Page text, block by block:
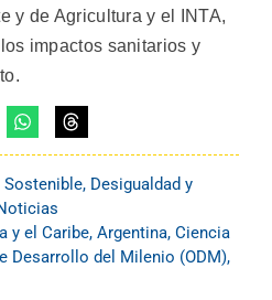
y de Agricultura y el INTA,
impactos sanitarios y
, Desigualdad y
y el Caribe, Argentina, Ciencia
Desarrollo del Milenio (ODM),